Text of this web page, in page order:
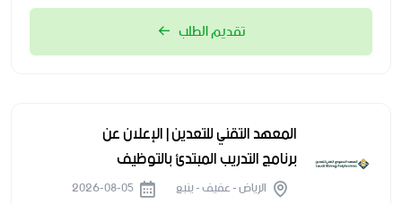
تقديم الطلب
المعهد التقني للتعدين | الإعلان عن
برنامج التدريب المبتدئ بالتوظيف
الرياض - عفيف - ينبع